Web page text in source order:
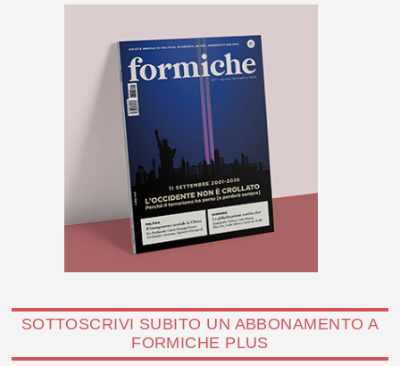
SOTTOSCRIVI SUBITO UN ABBONAMENTO A
FORMICHE PLUS